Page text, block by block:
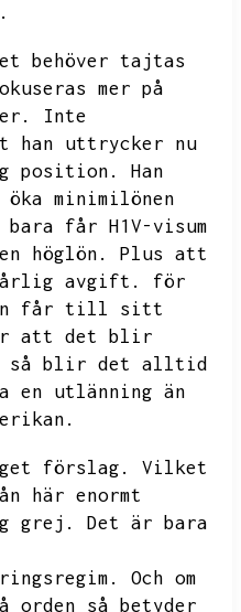
behöver tajtas
mer på
Inte
han uttrycker nu
position.
Han
minimilönen
bara får H1V-visum
höglön.
Plus att
årlig avgift.
för
får till sitt
att det blir
så blir det alltid
en utlänning än
förslag.
Vilket
här enormt
grej.
Det är bara
Och om
orden så betyder